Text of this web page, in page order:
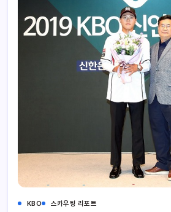
KBO 스카우팅 리포트